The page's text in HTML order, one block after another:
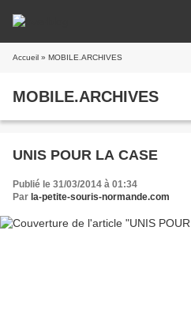
Accueil » MOBILE.ARCHIVES
MOBILE.ARCHIVES
UNIS POUR LA CASE
Publié le 31/03/2014 à 01:34
Par la-petite-souris-normande.com